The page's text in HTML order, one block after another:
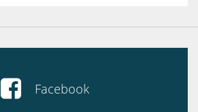
 Facebook